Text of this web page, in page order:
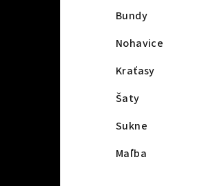
Bundy
Nohavice
Kraťasy
Šaty
Sukne
Maľba